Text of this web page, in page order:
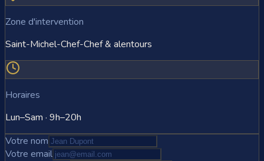
Zone d'intervention
Saint-Michel-Chef-Chef & alentours
Horaires
Lun–Sam · 9h–20h
Votre nom
Votre email